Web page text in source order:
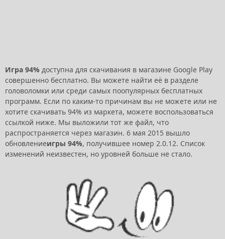
Игра 94% доступна для скачивания в магазине Google Play
совершенно бесплатно. Вы можете найти её в разделе
головоломки или среди самых поопулярных бесплатных
программ. Если по каким-то причинам вы не можете или не
хотите скачивать 94% из маркета, можете воспользоваться
ссылкой ниже. Мы выложили тот же файл, что
распространяется через магазин. 6 мая 2015 вышло
обновлениеигры 94%, получившее номер 2.0.12. Список
изменений неизвестен, но уровней больше не стало.